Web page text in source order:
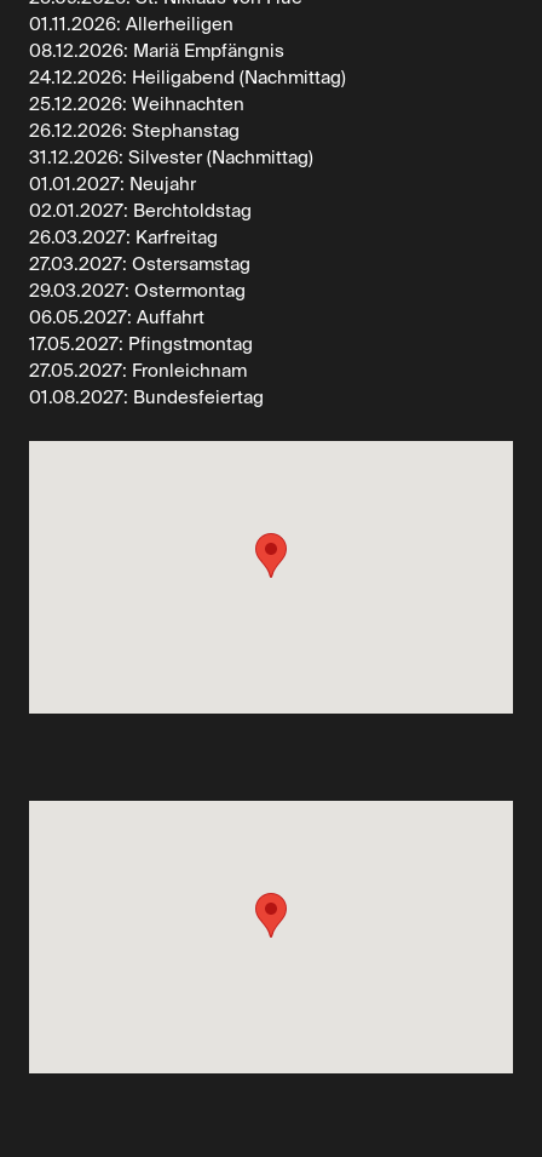
01.11.2026: Allerheiligen
08.12.2026: Mariä Empfängnis
24.12.2026: Heiligabend (Nachmittag)
25.12.2026: Weihnachten
26.12.2026: Stephanstag
31.12.2026: Silvester (Nachmittag)
01.01.2027: Neujahr
02.01.2027: Berchtoldstag
26.03.2027: Karfreitag
27.03.2027: Ostersamstag
29.03.2027: Ostermontag
06.05.2027: Auffahrt
17.05.2027: Pfingstmontag
27.05.2027: Fronleichnam
01.08.2027: Bundesfeiertag